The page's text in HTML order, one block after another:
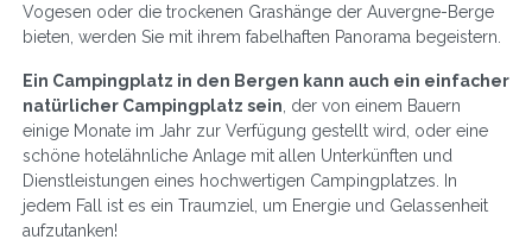
Vogesen oder die trockenen Grashänge der Auvergne-Berge
bieten, werden Sie mit ihrem fabelhaften Panorama begeistern.
Ein Campingplatz in den Bergen kann auch ein einfacher
natürlicher Campingplatz sein , der von einem Bauern
einige Monate im Jahr zur Verfügung gestellt wird, oder eine
schöne hotelähnliche Anlage mit allen Unterkünften und
Dienstleistungen eines hochwertigen Campingplatzes. In
jedem Fall ist es ein Traumziel, um Energie und Gelassenheit
aufzutanken!